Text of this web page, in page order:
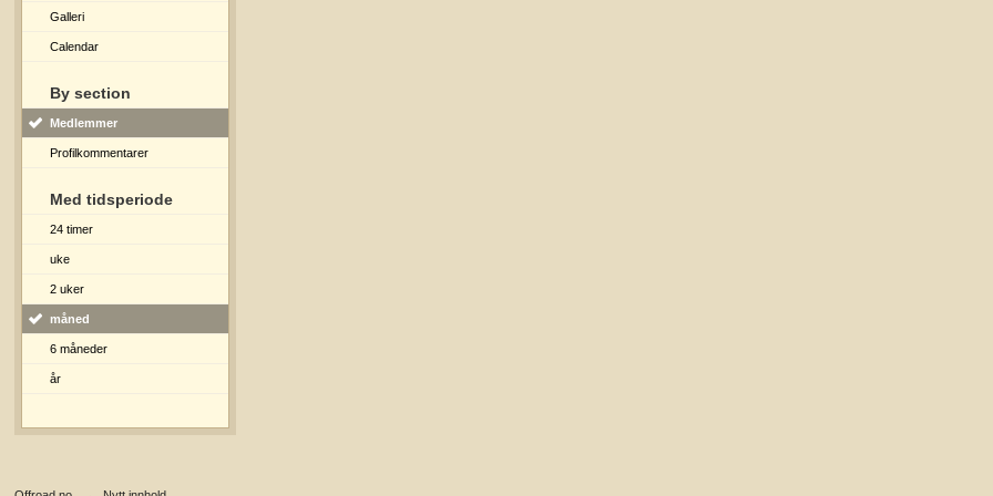
Galleri
Calendar
By section
Medlemmer
Profilkommentarer
Med tidsperiode
24 timer
uke
2 uker
måned
6 måneder
år